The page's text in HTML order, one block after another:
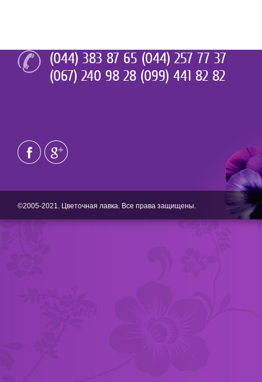
(044) 383 87 65 (044) 257 77 37
(067) 240 98 28 (099) 441 82 82
©2005-2021. Цветочная лавка. Все права защищены.